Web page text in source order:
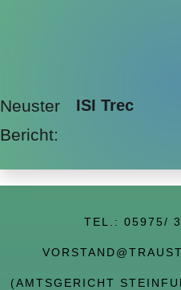
Neuster
Bericht:
ISI Trec
TEL.: 05975/
(AMTSGERICHT